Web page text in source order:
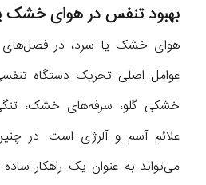
بهبود تنفس در هوای خشک
هوای خشک یا سرد، در فصل‌های
عوامل اصلی تحریک دستگاه
خشکی گلو، سرفه‌های خشک،
علائم آسم و آلرژی است. در
می‌تواند به عنوان یک راهکار